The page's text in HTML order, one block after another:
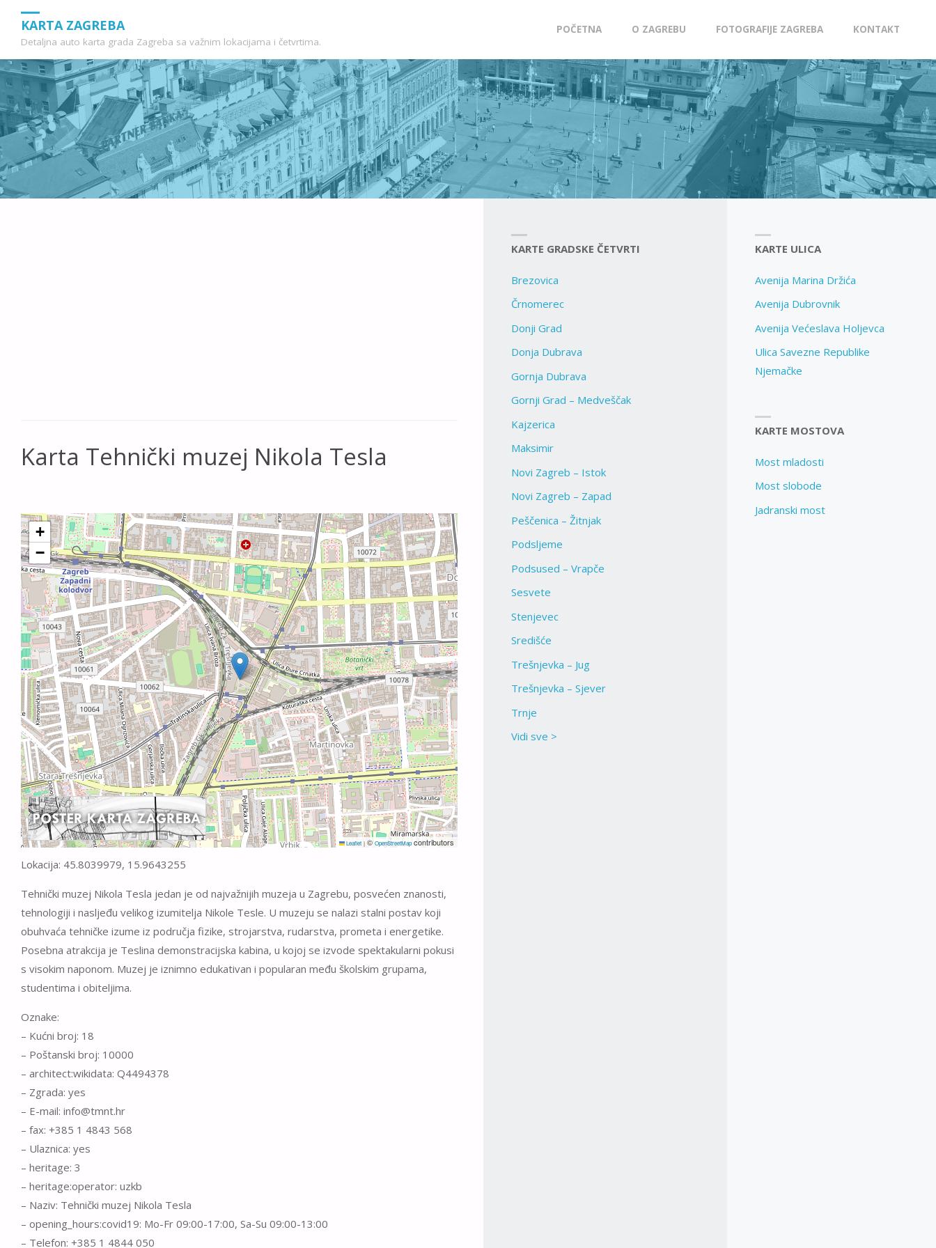
KARTA ZAGREBA
Detaljna auto karta grada Zagreba sa važnim lokacijama i četvrtima.
content
POČETNA O ZAGREBU FOTOGRAFIJE ZAGREBA KONTAKT
Karta Tehnički muzej Nikola Tesla
+
−
Leaflet |©OpenStreetMapcontributors
Lokacija: 45.8039979, 15.9643255
Tehnički muzej Nikola Tesla jedan je od najvažnijih muzeja u Zagrebu, posvećen znanosti,
tehnologiji i nasljeđu velikog izumitelja Nikole Tesle. U muzeju se nalazi stalni postav koji
obuhvaća tehničke izume iz područja fizike, strojarstva, rudarstva, prometa i energetike.
Posebna atrakcija je Teslina demonstracijska kabina, u kojoj se izvode spektakularni pokusi
s visokim naponom. Muzej je iznimno edukativan i popularan među školskim grupama,
studentima i obiteljima.
Oznake:
– Kućni broj: 18
– Poštanski broj: 10000
– architect:wikidata: Q4494378
– Zgrada: yes
– E-mail: info@tmnt.hr
– fax: +385 1 4843 568
– Ulaznica: yes
– heritage: 3
– heritage:operator: uzkb
– Naziv: Tehnički muzej Nikola Tesla
– opening_hours:covid19: Mo-Fr 09:00-17:00, Sa-Su 09:00-13:00
– Telefon: +385 1 4844 050
KARTE GRADSKE ČETVRTI
Brezovica
Črnomerec
Donji Grad
Donja Dubrava
Gornja Dubrava
Gornji Grad – Medveščak
Kajzerica
Maksimir
Novi Zagreb – Istok
Novi Zagreb – Zapad
Peščenica – Žitnjak
Podsljeme
Podsused – Vrapče
Sesvete
Stenjevec
Središće
Trešnjevka – Jug
Trešnjevka – Sjever
Trnje
Vidi sve >
KARTE ULICA
Avenija Marina Držića
Avenija Dubrovnik
Avenija Većeslava Holjevca
Ulica Savezne Republike
Njemačke
KARTE MOSTOVA
Most mladosti
Most slobode
Jadranski most